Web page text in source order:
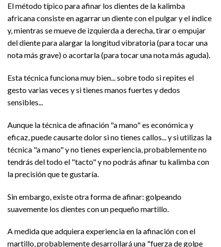
El método típico para afinar los dientes de la kalimba
africana consiste en agarrar un diente con el pulgar y el índice
y, mientras se mueve de izquierda a derecha, tirar o empujar
del diente para alargar la longitud vibratoria (para tocar una
nota más grave) o acortarla (para tocar una nota más aguda).
Esta técnica funciona muy bien... sobre todo si repites el
gesto varias veces y si tienes manos fuertes y dedos
sensibles...
Aunque la técnica de afinación "a mano" es económica y
eficaz, puede causarte dolor si no tienes callos... y si utilizas la
técnica "a mano" y no tienes experiencia, probablemente no
tendrás del todo el "tacto" y no podrás afinar tu kalimba con
la precisión que te gustaría.
Sin embargo, existe otra forma de afinar: golpeando
suavemente los dientes con un pequeño martillo.
A medida que adquiera experiencia en la afinación con el
martillo, probablemente desarrollará una "fuerza de golpe